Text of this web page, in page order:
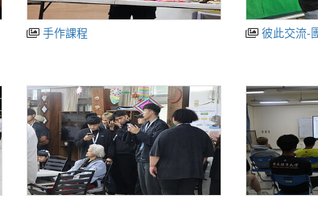
手作課程 彼此交流-